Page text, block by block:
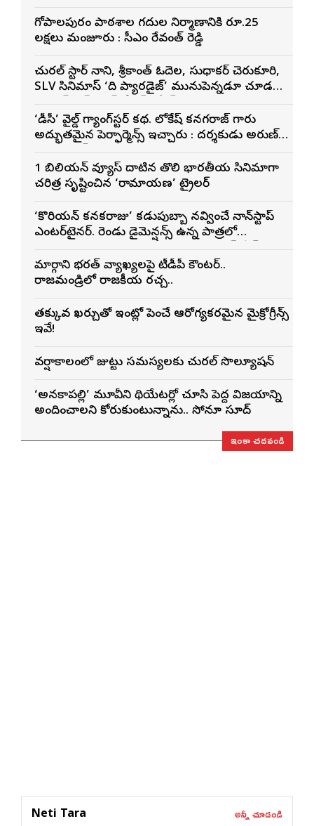
గోపాల‌పురం పాఠ‌శాల గ‌దుల నిర్మాణానికి రూ.25
ల‌క్ష‌లు మంజూరు : సీఎం రేవంత్ రెడ్డి
నేచురల్ స్టార్ నాని, శ్రీకాంత్ ఓదెల, సుధాకర్ చెరుకూరి,
SLV సినిమాస్ ‘ది ప్యారడైజ్’ మునుపెన్నడూ చూడని
‘డీసీ’ వైల్డ్ గ్యాంగ్‌స్టర్ కథ. లోకేష్ కనగరాజ్ గారు
అద్భుతమైన పెర్ఫార్మెన్స్ ఇచ్చారు : దర్శకుడు అరుణ్
1 బిలియన్ వ్యూస్ దాటిన తొలి భారతీయ సినిమాగా
చరిత్ర సృష్టించిన ‘రామాయణ’ ట్రైలర్
‘కొరియన్ కనకరాజు’ కడుపుబ్బా నవ్వించే నాన్‌స్టాప్
ఎంటర్‌టైనర్. రెండు డైమెన్షన్స్ ఉన్న పాత్రలో
మార్గాని భరత్ వ్యాఖ్యలపై టీడీపీ కౌంటర్..
రాజమండ్రిలో రాజకీయ రచ్చ..
తక్కువ ఖర్చుతో ఇంట్లోనే పెంచే ఆరోగ్యకరమైన మైక్రోగ్రీన్స్
ఇవే!
వర్షాకాలంలో జుట్టు సమస్యలకు నేచురల్ సొల్యూషన్
‘అనకాపల్లి’ మూవీని థియేటర్లో చూసి పెద్ద విజయాన్ని
అందించాలని కోరుకుంటున్నాను.. సోనూ సూద్
ఇంకా చదవండి
Neti Tara అన్నీ చూడండి